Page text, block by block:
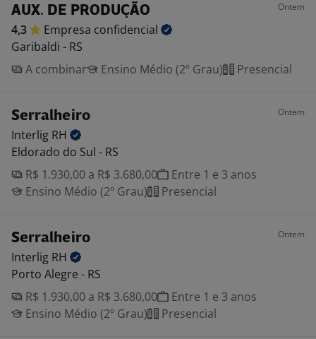
AUX. DE PRODUÇÃO Ontem
4,3 Empresa confidencial
Garibaldi - RS
A combinar
Ensino Médio (2º Grau) Presencial
Serralheiro Ontem
Interlig RH
Eldorado do Sul - RS
R$ 1.930,00 a R$ 3.680,00
Entre 1 e 3 anos
Ensino Médio (2º Grau)
Presencial
Serralheiro Ontem
Interlig RH
Porto Alegre - RS
R$ 1.930,00 a R$ 3.680,00
Entre 1 e 3 anos
Ensino Médio (2º Grau)
Presencial